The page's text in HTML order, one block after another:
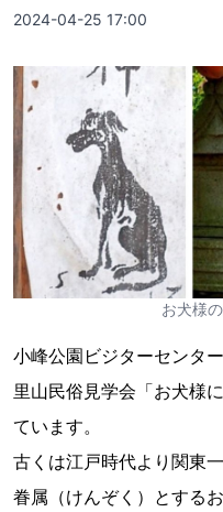
2024-04-25 17:00
お犬様
小峰公園ビジターセンタ
里山民俗見学会「お犬様
ています。
古くは江戸時代より関東
眷属（けんぞく）とする